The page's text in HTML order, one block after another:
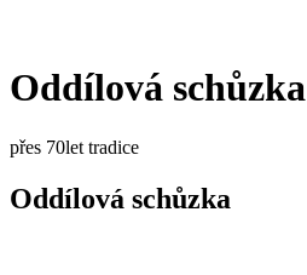
Oddílová schůzka
přes 70let tradice
Oddílová schůzka